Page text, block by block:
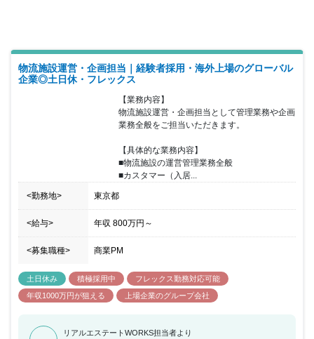
設事業で近年ブランド強化に取り組んでいる ALFALINK」ブランド
は、今後関西にも展開を広げていく 予定であり、エリアの広がりに
も対応していくことが必要な状況です。 総合職採用のためキャリア
物流施設運営・企画担当｜経験者採用・海外上場のグローバル
企業◎土日休・フレックス
【業務内容】
物流施設運営・企画担当として管理業務や企画
業務全般をご担当いただきます。
【具体的な業務内容】
■物流施設の運営管理業務全般
■カスタマー（入居...
<勤務地> 東京都
<給与> 年収 800万円 ～
<募集職種> 商業PM
土日休み 積極採用中
フレックス勤務対応可能
年収1000万円が狙える
上場企業のグループ会社
リアルエステートWORKS担当者より